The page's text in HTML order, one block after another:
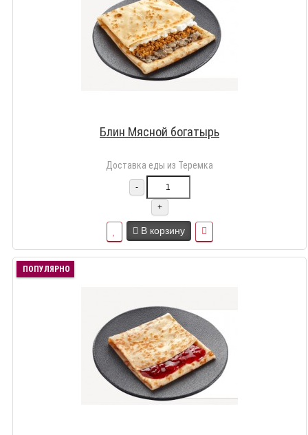
Блин Мясной богатырь
Доставка еды из Теремка
-
+
В корзину
ПОПУЛЯРНО